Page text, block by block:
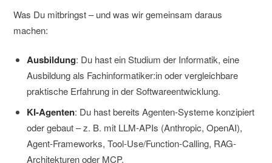
Was Du mitbringst – und was wir gemeinsam daraus
machen:
Ausbildung: Du hast ein Studium der Informatik, eine
Ausbildung als Fachinformatiker:in oder vergleichbare
praktische Erfahrung in der Softwareentwicklung.
KI-Agenten: Du hast bereits Agenten-Systeme konzipiert
oder gebaut – z. B. mit LLM-APIs (Anthropic, OpenAI),
Agent-Frameworks, Tool-Use/Function-Calling, RAG-
Architekturen oder MCP.